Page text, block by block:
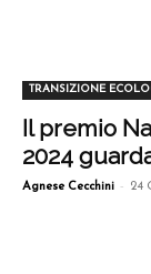
TRANSIZIONE
Il premio
2024
Agnese Cecchini - 24